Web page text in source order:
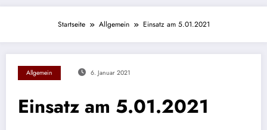
Startseite Allgemein Einsatz am 5.01.2021
Allgemein 6. Januar 2021
Einsatz am 5.01.2021